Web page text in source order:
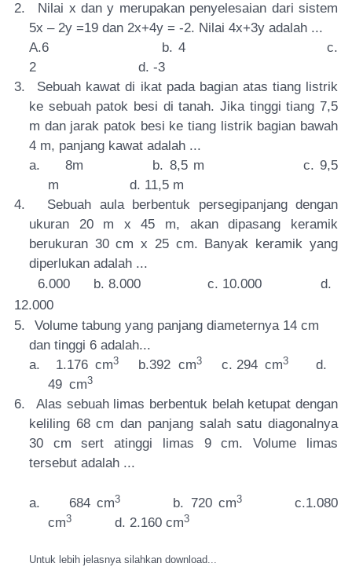
2.
Nilai x dan y merupakan penyelesaian dari sistem
5x – 2y =19 dan 2x+4y = -2. Nilai 4x+3y adalah ...
A.6 b. 4 c.
2 d. -3
3.
Sebuah kawat di ikat pada bagian atas tiang listrik
ke sebuah patok besi di tanah. Jika tinggi tiang 7,5
m dan jarak patok besi ke tiang listrik bagian bawah
4 m, panjang kawat adalah ...
a.
8m b. 8,5 m c. 9,5
m d. 11,5 m
4.
Sebuah aula berbentuk persegipanjang dengan
ukuran 20 m x 45 m, akan dipasang keramik
berukuran 30 cm x 25 cm. Banyak keramik yang
diperlukan adalah ...
6.000 b. 8.000 c. 10.000 d.
12.000
5.
Volume tabung yang panjang diameternya 14 cm
dan tinggi 6 adalah...
a.
1.176 cm3b.392 cm3c. 294 cm3d.
49 cm3
6.
Alas sebuah limas berbentuk belah ketupat dengan
keliling 68 cm dan panjang salah satu diagonalnya
30 cm sert atinggi limas 9 cm. Volume limas
tersebut adalah ...
a. 684 cm3 b. 720 cm3
c.1.080
cm3d. 2.160 cm3
Untuk lebih jelasnya silahkan download...